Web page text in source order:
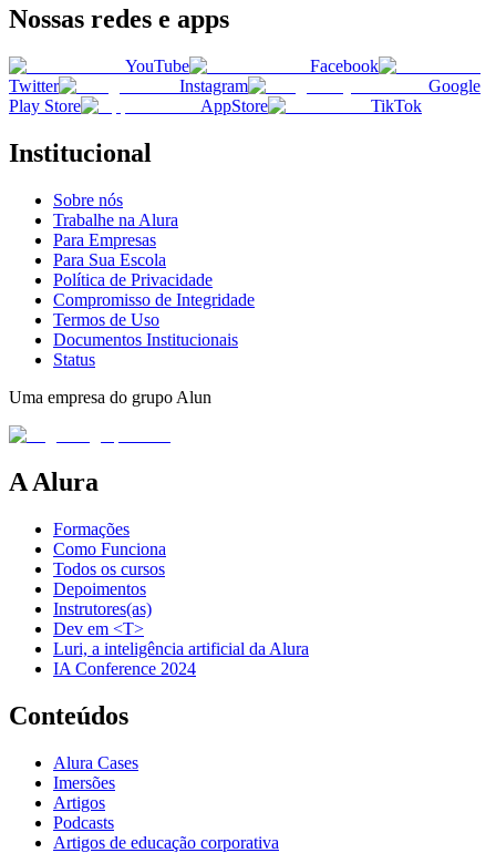
Nossas redes e apps
YouTube
Facebook
Twitter
Instagram
Google
Play Store
AppStore TikTok
Institucional
Sobre nós
Trabalhe na Alura
Para Empresas
Para Sua Escola
Política de Privacidade
Compromisso de Integridade
Termos de Uso
Documentos Institucionais
Status
Uma empresa do grupo Alun
A Alura
Formações
Como Funciona
Todos os cursos
Depoimentos
Instrutores(as)
Dev em <T>
Luri, a inteligência artificial da Alura
IA Conference 2024
Conteúdos
Alura Cases
Imersões
Artigos
Podcasts
Artigos de educação corporativa